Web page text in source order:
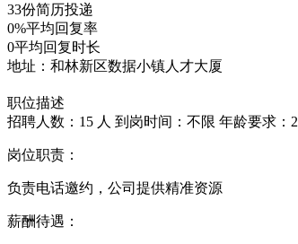
33份简历投递
0%平均回复率
0平均回复时长
地址：和林新区数据小镇人才大厦
职位描述
招聘人数：15 人 到岗时间：不限 年龄要求：
岗位职责：
负责电话邀约，公司提供精准资源
薪酬待遇：